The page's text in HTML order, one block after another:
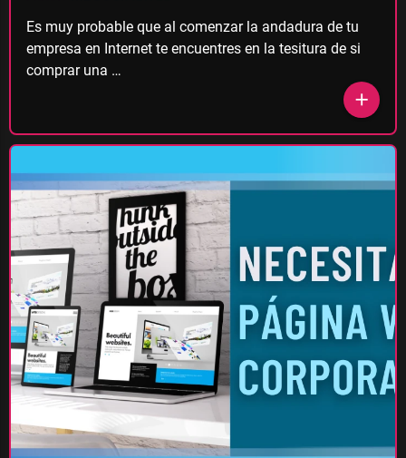
Es muy probable que al comenzar la andadura de tu
empresa en Internet te encuentres en la tesitura de si
comprar una …
add